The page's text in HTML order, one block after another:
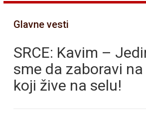
Glavne vesti
SRCE: Kavim –
sme da zaboravi
koji žive na selu!